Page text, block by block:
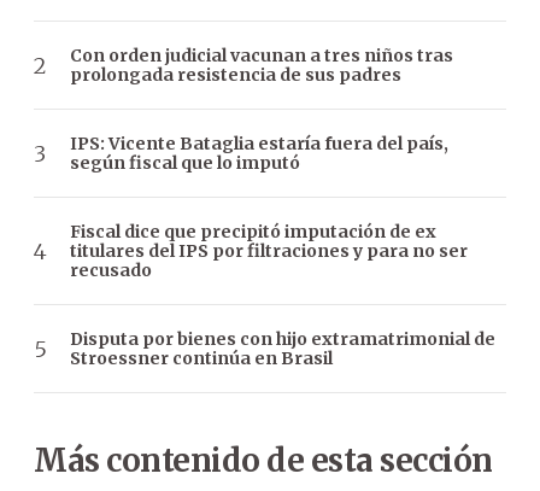
Con orden judicial vacunan a tres niños tras
prolongada resistencia de sus padres
IPS: Vicente Bataglia estaría fuera del país,
según fiscal que lo imputó
Fiscal dice que precipitó imputación de ex
titulares del IPS por filtraciones y para no ser
recusado
Disputa por bienes con hijo extramatrimonial de
Stroessner continúa en Brasil
Más contenido de esta sección